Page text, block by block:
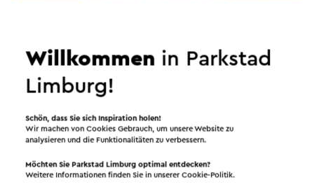
Willkommen in Parkstad
Limburg!
Schön, dass Sie sich Inspiration holen!
Wir machen von Cookies Gebrauch, um unsere Website zu
analysieren und die Funktionalitäten zu verbessern.
Möchten Sie Parkstad Limburg optimal entdecken?
Weitere Informationen finden Sie in unsererCookie-Politik.